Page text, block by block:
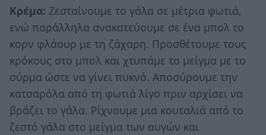
Κρέμα: Ζεσταίνουμε το γάλα σε μέτρια φωτιά,
ενώ παράλληλα ανακατεύουμε σε ένα μπολ το
κορν φλάουρ με τη ζάχαρη. Προσθέτουμε τους
κρόκους στο μπολ και χτυπάμε το μείγμα με το
σύρμα ώστε να γίνει πυκνό. Αποσύρουμε την
κατσαρόλα από τη φωτιά λίγο πριν αρχίσει να
βράζει το γάλα. Ρίχνουμε μια κουταλιά από το
ζεστό γάλα στο μείγμα των αυγών και